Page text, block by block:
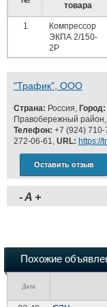
товара
1
Компрессор
ЭКПА 2/150-
2Р
"Трафик", ООО
Страна: Россия, Город:
Правобережный
Телефон: +7 (924) 710-
272-06-61, URL: https://
Оставить отзыв
-A +
Похожие
Дата